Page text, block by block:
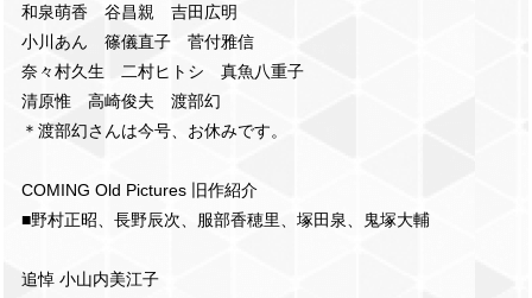
和泉萌香 谷昌親 吉田広明
小川あん 篠儀直子 菅付雅信
奈々村久生 二村ヒトシ 真魚八重子
清原惟 高崎俊夫 渡部幻
＊渡部幻さんは今号、お休みです。
COMING Old Pictures 旧作紹介
■野村正昭、長野辰次、服部香穂里、塚田泉、鬼塚大輔
追悼 小山内美江子